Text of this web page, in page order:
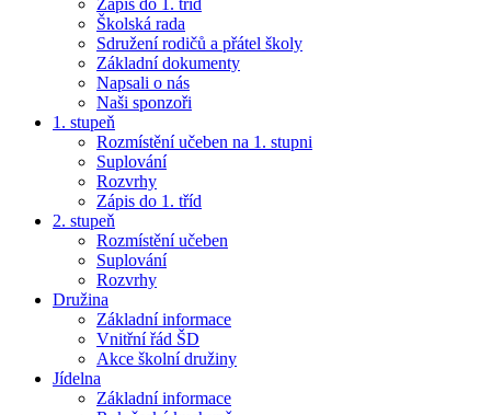
Zápis do 1. tříd
Školská rada
Sdružení rodičů a přátel školy
Základní dokumenty
Napsali o nás
Naši sponzoři
1. stupeň
Rozmístění učeben na 1. stupni
Suplování
Rozvrhy
Zápis do 1. tříd
2. stupeň
Rozmístění učeben
Suplování
Rozvrhy
Družina
Základní informace
Vnitřní řád ŠD
Akce školní družiny
Jídelna
Základní informace